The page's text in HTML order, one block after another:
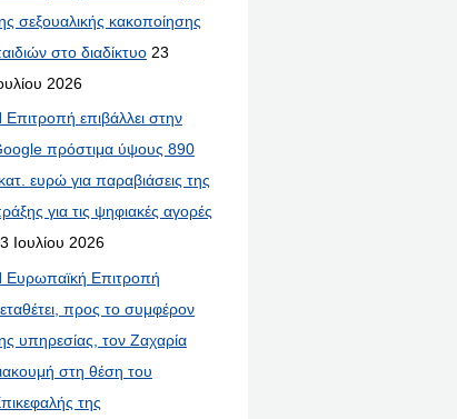
σεξουαλικής κακοποίησης
στο διαδίκτυο 23
2026
Επιτροπή επιβάλλει στην
πρόστιμα ύψους 890
ευρώ για παραβιάσεις της
για τις ψηφιακές αγορές
Ιουλίου 2026
Ευρωπαϊκή Επιτροπή
προς το συμφέρον
υπηρεσίας, τον Ζαχαρία
στη θέση του
της